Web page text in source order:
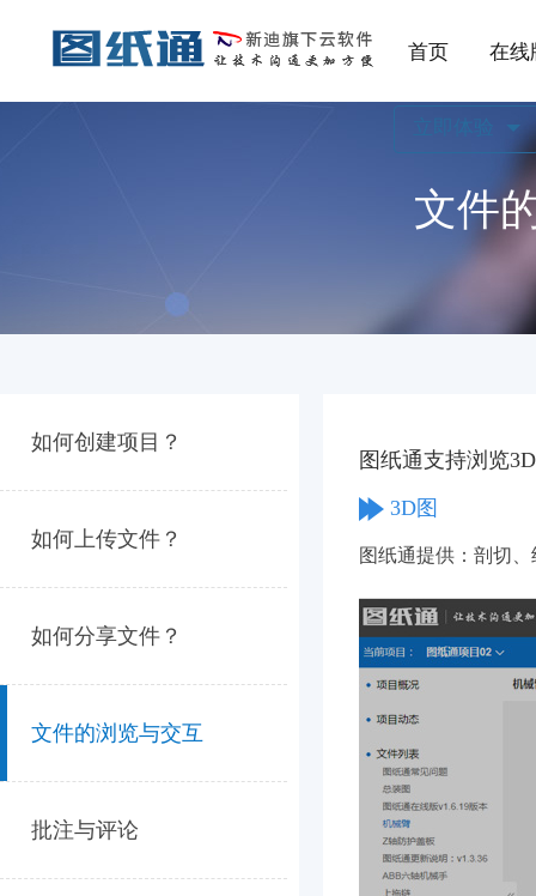
首页 在线
文件
如何创建项目？
如何上传文件？
如何分享文件？
文件的浏览与交互
批注与评论
图纸通支持浏览
3D图
图纸通提供：剖切